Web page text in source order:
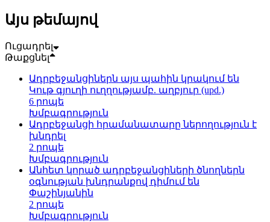
Այս թեմայով
Ուցադրել
Թաքցնել
Ադրբեջանցիներն այս պահին կրակում են
Կութ գյուղի ուղղությամբ. աղբյուր (upd.)
6 րոպե
Խմբագրություն
Ադրբեջանցի հրամանատարը ներողություն է
խնդրել
2 րոպե
Խմբագրություն
Անհետ կորած ադրբեջանցիների ծնողներն
օգնության խնդրանքով դիմում են
Փաշինյանին
2 րոպե
Խմբագրություն